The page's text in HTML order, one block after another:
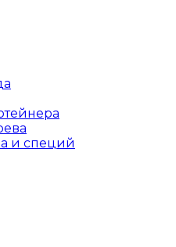
и специй